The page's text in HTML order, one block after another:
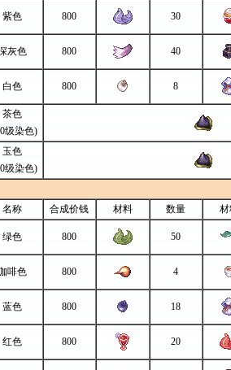
紫色 800 30
灰色 800 40
白色 800 8
茶色
级染色)
玉色
级染色)
名称 合成价钱 材料 数量
绿色 800 50
啡色 800 4
蓝色 800 18
红色 800 20